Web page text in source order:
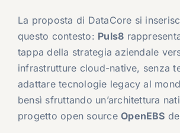
La proposta di DataCore si
questo contesto: Puls8
tappa della strategia aziendale
infrastrutture cloud-native, senza
adattare tecnologie legacy al
bensì sfruttando un’architettura
progetto open sourceOpenEBS